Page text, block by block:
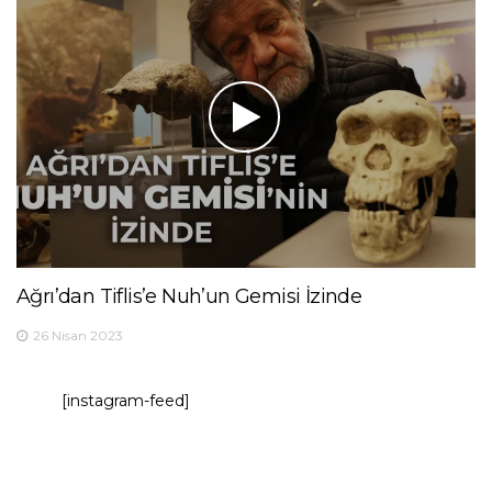
Ağrı’dan Tiflis’e Nuh’un Gemisi İzinde
26 Nisan 2023
[instagram-feed]